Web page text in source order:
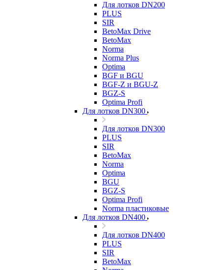
Для лотков DN200
PLUS
SIR
BetoMax Drive
BetoMax
Norma
Norma Plus
Optima
BGF и BGU
BGF-Z и BGU-Z
BGZ-S
Optima Profi
Для лотков DN300
Для лотков DN300
PLUS
SIR
BetoMax
Norma
Optima
BGU
BGZ-S
Optima Profi
Norma пластиковые
Для лотков DN400
Для лотков DN400
PLUS
SIR
BetoMax